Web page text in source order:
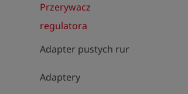
Przerywacz
regulatora
Adapter pustych rur
Adaptery